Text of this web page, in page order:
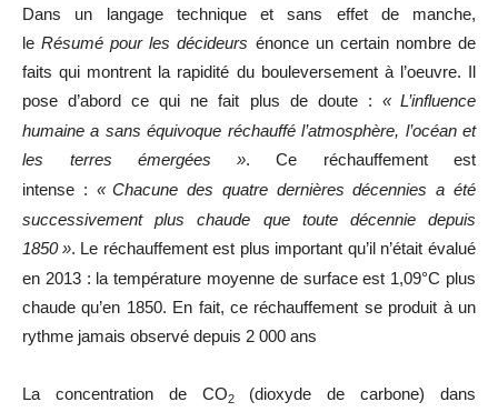
Dans un langage technique et sans effet de manche,
leRésumé pour les décideurs énonce un certain nombre de
faits qui montrent la rapidité du bouleversement à l’oeuvre. Il
pose d’abord ce qui ne fait plus de doute : « L’influence
humaine a sans équivoque réchauffé l’atmosphère, l’océan et
les terres émergées
». Ce réchauffement est
intense : « Chacune des quatre dernières décennies a été
successivement plus chaude que toute décennie depuis
1850 ». Le réchauffement est plus important qu’il n’était évalué
en 2013 : la température moyenne de surface est 1,09°C plus
chaude qu’en 1850. En fait, ce réchauffement se produit à un
rythme jamais observé depuis 2 000 ans
La concentration de CO2(dioxyde de carbone) dans